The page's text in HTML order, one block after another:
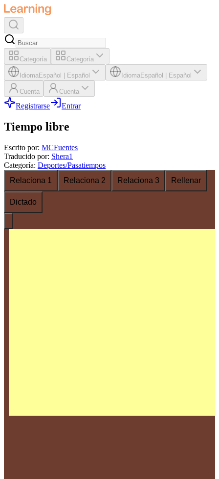
Categoría Categoría
IdiomaEspañol Español IdiomaEspañol Español
Cuenta Cuenta
Registrarse Entrar
Tiempo libre
Escrito por: MCFuentes
Traducido por: Shera1
Categoría: Deportes/Pasatiempos
Relaciona 1
Relaciona 2 Relaciona 3 Rellenar
Dictado